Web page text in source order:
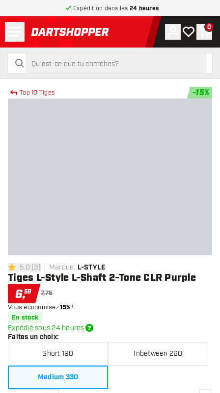
Expédition dans les 24 heures
retour à la page d’accueil
rechercher
rechercher
Compte
Ma liste0
Top 10 Tiges -15%
5 étoiles de notation
5.0 [3] Marque: L-STYLE
Tiges L-Style L-Shaft 2-Tone CLR Purple
6,59 7,75
Vous économisez15% !
En stock
Expédié sous 24 heures
Faites un choix:
Short 190 Inbetween 260
Medium 330